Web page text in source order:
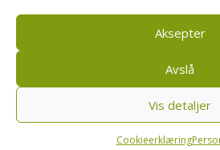
Aksepter
Avslå
Vis detaljer
Cookieerklæring
Bondevennen SA, Pb 208,
Personvern og